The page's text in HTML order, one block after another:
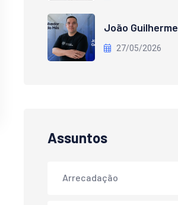
João
27/05/2026
Assuntos
Arrecadação